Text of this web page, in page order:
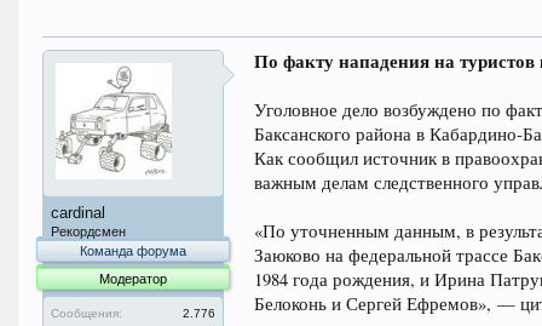
cardinal
Рекордсмен
Команда форума
Модератор
Сообщения:
2.776
По факту нападения на
Уголовное дело возбуждено по
Баксанского района в Кабардино-
Как сообщил источник в
важным делам следственного
«По уточненным данным, в
Заюково на федеральной трассе
1984 года рождения, и Ирина
Белоконь и Сергей Ефремов», —